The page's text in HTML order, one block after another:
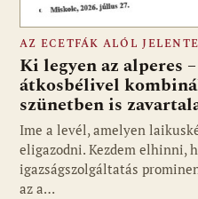
AZ ECETFÁK ALÓL
Ki legyen az alperes
átkosbélivel
szünetben is
Ime a levél, amelyen
eligazodni. Kezdem elhinni,
igazságszolgáltatás
az a…